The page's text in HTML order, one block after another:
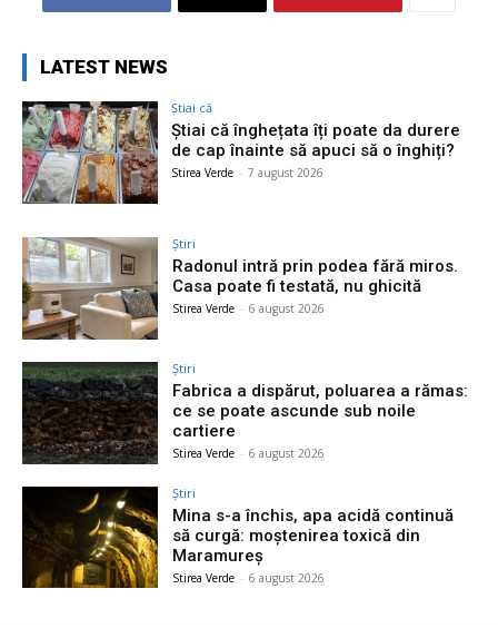
LATEST NEWS
Știai că
Știai că înghețata îți poate da durere
de cap înainte să apuci să o înghiți?
Stirea Verde - 7 august 2026
Știri
Radonul intră prin podea fără miros.
Casa poate fi testată, nu ghicită
Stirea Verde - 6 august 2026
Știri
Fabrica a dispărut, poluarea a rămas:
ce se poate ascunde sub noile
cartiere
Stirea Verde - 6 august 2026
Știri
Mina s-a închis, apa acidă continuă
să curgă: moștenirea toxică din
Maramureș
Stirea Verde - 6 august 2026